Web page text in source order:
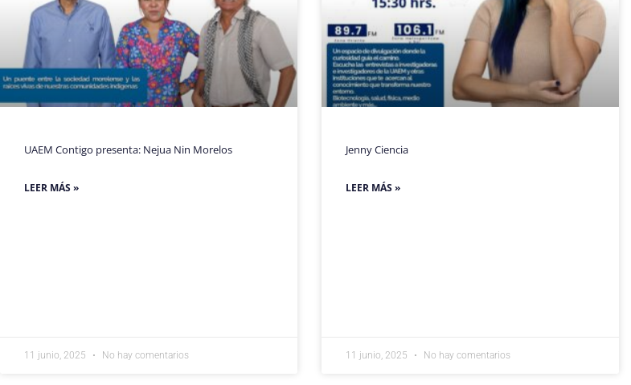
UAEM Contigo presenta: Nejua Nin Morelos
LEER MÁS »
11 junio, 2025 No hay comentarios
Jenny Ciencia
LEER MÁS »
11 junio, 2025 No hay comentarios